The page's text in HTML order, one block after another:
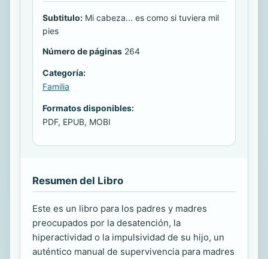
Subtitulo: Mi cabeza... es como si tuviera mil
pies
Número de páginas 264
Categoría:
Familia
Formatos disponibles:
PDF, EPUB, MOBI
Resumen del Libro
Este es un libro para los padres y madres
preocupados por la desatención, la
hiperactividad o la impulsividad de su hijo, un
auténtico manual de supervivencia para madres